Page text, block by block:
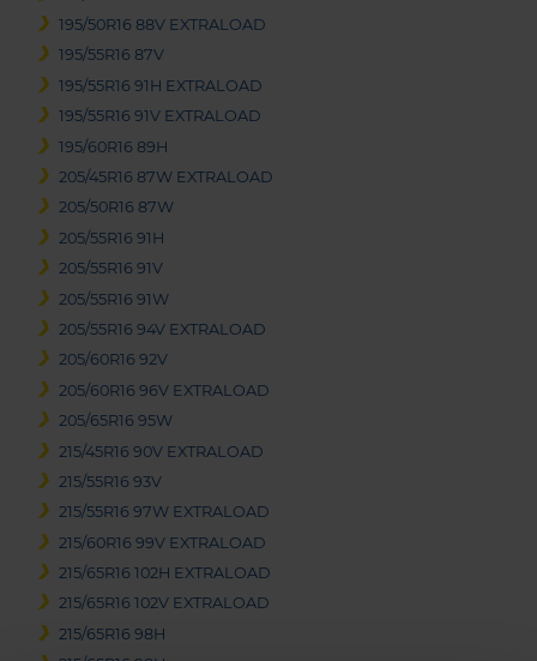
195/50R16 88V EXTRALOAD
195/55R16 87V
195/55R16 91H EXTRALOAD
195/55R16 91V EXTRALOAD
195/60R16 89H
205/45R16 87W EXTRALOAD
205/50R16 87W
205/55R16 91H
205/55R16 91V
205/55R16 91W
205/55R16 94V EXTRALOAD
205/60R16 92V
205/60R16 96V EXTRALOAD
205/65R16 95W
215/45R16 90V EXTRALOAD
215/55R16 93V
215/55R16 97W EXTRALOAD
215/60R16 99V EXTRALOAD
215/65R16 102H EXTRALOAD
215/65R16 102V EXTRALOAD
215/65R16 98H